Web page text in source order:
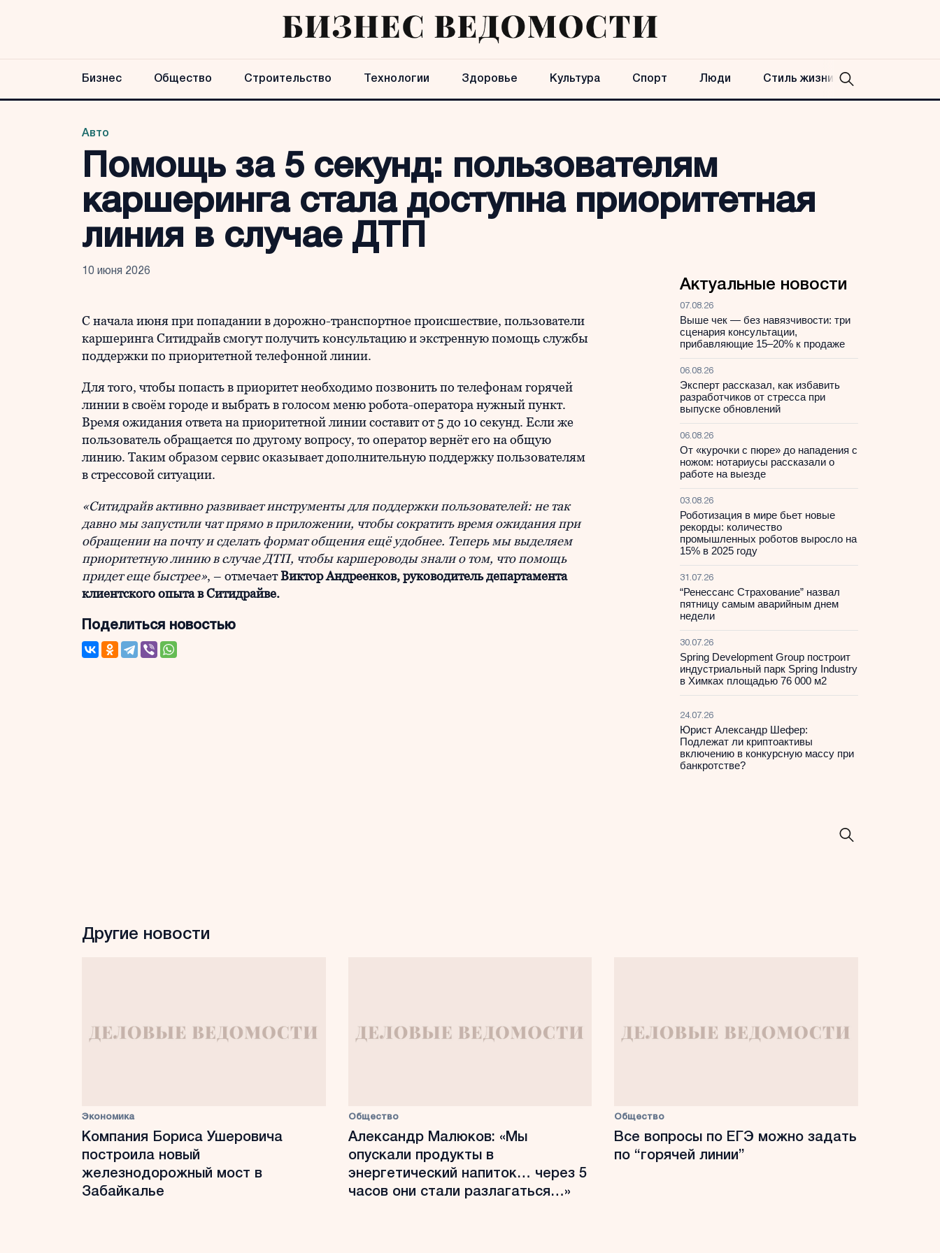
Бизнес Общество Строительство Технологии Здоровье Культура Спорт Люди Стиль жизни
Авто
Помощь за 5 секунд: пользователям
каршеринга стала доступна приоритетная
линия в случае ДТП
10 июня 2026
С начала июня при попадании в дорожно-транспортное происшествие, пользователи
каршеринга Ситидрайв смогут получить консультацию и экстренную помощь службы
поддержки по приоритетной телефонной линии.
Для того, чтобы попасть в приоритет необходимо позвонить по телефонам горячей
линии в своём городе и выбрать в голосом меню робота-оператора нужный пункт.
Время ожидания ответа на приоритетной линии составит от 5 до 10 секунд. Если же
пользователь обращается по другому вопросу, то оператор вернёт его на общую
линию. Таким образом сервис оказывает дополнительную поддержку пользователям
в стрессовой ситуации.
«Ситидрайв активно развивает инструменты для поддержки пользователей: не так
давно мы запустили чат прямо в приложении, чтобы сократить время ожидания при
обращении на почту и сделать формат общения ещё удобнее. Теперь мы выделяем
приоритетную линию в случае ДТП, чтобы каршероводы знали о том, что помощь
придет еще быстрее», – отмечаетВиктор Андреенков, руководитель департамента
клиентского опыта в Ситидрайве.
Поделиться новостью
Актуальные новости
07.08.26
Выше чек — без навязчивости: три
сценария консультации,
прибавляющие 15–20% к продаже
06.08.26
Эксперт рассказал, как избавить
разработчиков от стресса при
выпуске обновлений
06.08.26
От «курочки с пюре» до нападения с
ножом: нотариусы рассказали о
работе на выезде
03.08.26
Роботизация в мире бьет новые
рекорды: количество
промышленных роботов выросло на
15% в 2025 году
31.07.26
“Ренессанс Страхование” назвал
пятницу самым аварийным днем
недели
30.07.26
Spring Development Group построит
индустриальный парк Spring Industry
в Химках площадью 76 000 м2
24.07.26
Юрист Александр Шефер:
Подлежат ли криптоактивы
включению в конкурсную массу при
банкротстве?
Другие новости
Экономика
Компания Бориса Ушеровича
построила новый
железнодорожный мост в
Забайкалье
Общество
Александр Малюков: «Мы
опускали продукты в
энергетический напиток… через 5
часов они стали разлагаться…»
Общество
Все вопросы по ЕГЭ можно задать
по “горячей линии”